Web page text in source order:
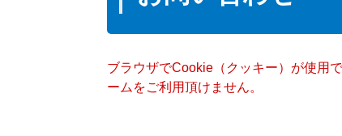
ブラウザでCookie（クッキー）が使用
ームをご利用頂けません。